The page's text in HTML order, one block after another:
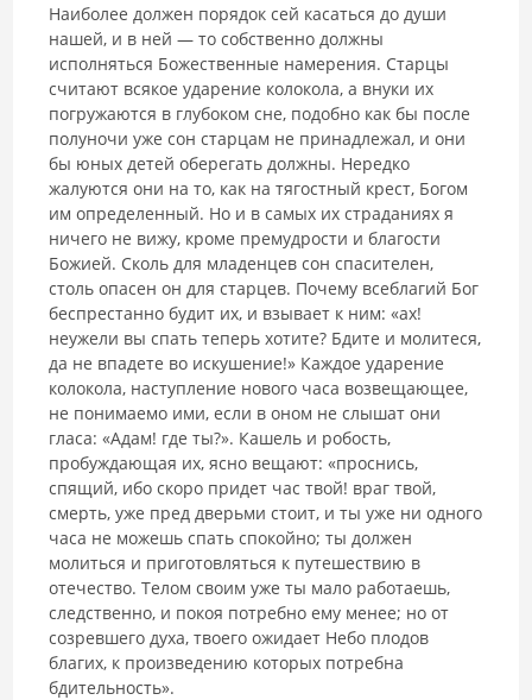
Наиболее должен порядок сей касаться до души
нашей, и в ней — то собственно должны
исполняться Божественные намерения. Старцы
считают всякое ударение колокола, а внуки их
погружаются в глубоком сне, подобно как бы после
полуночи уже сон старцам не принадлежал, и они
бы юных детей оберегать должны. Нередко
жалуются они на то, как на тягостный крест, Богом
им определенный. Но и в самых их страданиях я
ничего не вижу, кроме премудрости и благости
Божией. Сколь для младенцев сон спасителен,
столь опасен он для старцев. Почему всеблагий Бог
беспрестанно будит их, и взывает к ним: «ах!
неужели вы спать теперь хотите? Бдите и молитеся,
да не впадете во искушение!» Каждое ударение
колокола, наступление нового часа возвещающее,
не понимаемо ими, если в оном не слышат они
гласа: «Адам! где ты?». Кашель и робость,
пробуждающая их, ясно вещают: «проснись,
спящий, ибо скоро придет час твой! враг твой,
смерть, уже пред дверьми стоит, и ты уже ни одного
часа не можешь спать спокойно; ты должен
молиться и приготовляться к путешествию в
отечество. Телом своим уже ты мало работаешь,
следственно, и покоя потребно ему менее; но от
созревшего духа, твоего ожидает Небо плодов
благих, к произведению которых потребна
бдительность».